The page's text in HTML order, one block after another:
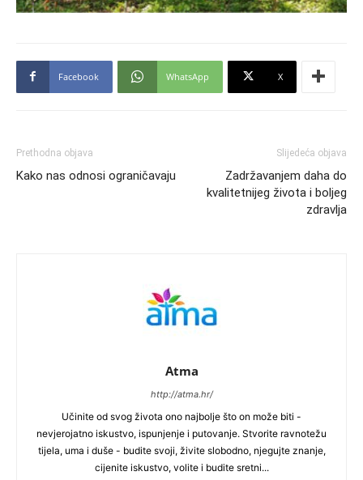
Facebook WhatsApp X
Prethodna objava
Kako nas odnosi ograničavaju
Slijedeća objava
Zadržavanjem daha do
kvalitetnijeg života i boljeg
zdravlja
Atma
http://atma.hr/
Učinite od svog života ono najbolje što on može biti -
nevjerojatno iskustvo, ispunjenje i putovanje. Stvorite ravnotežu
tijela, uma i duše - budite svoji, živite slobodno, njegujte znanje,
cijenite iskustvo, volite i budite sretni...